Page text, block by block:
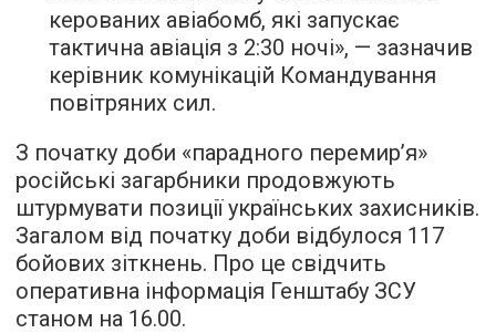
керованих авіабомб, які запускає
тактична авіація з 2:30 ночі», — зазначив
керівник комунікацій Командування
повітряних сил.
З початку доби «парадного перемир’я»
російські загарбники продовжують
штурмувати позиції українських захисників.
Загалом від початку доби відбулося 117
бойових зіткнень. Про це свідчить
оперативна інформація Генштабу ЗСУ
станом на 16.00.